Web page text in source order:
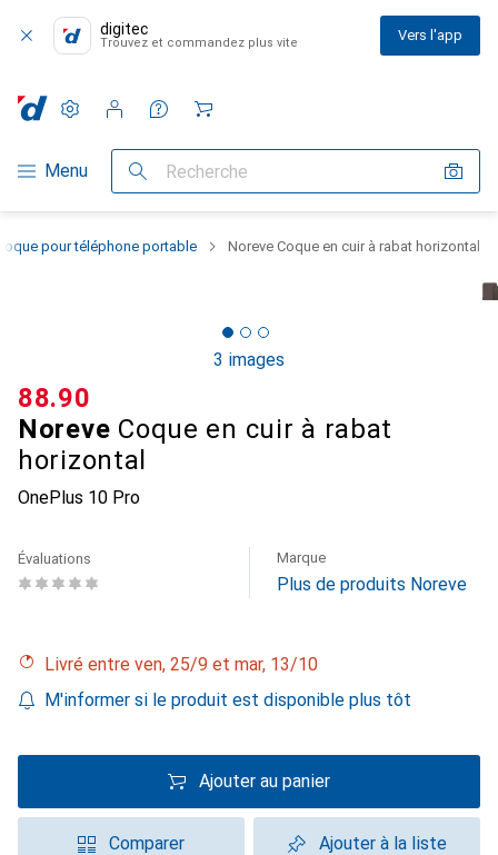
digitec
Trouvez et commandez plus vite Vers l'app
Navigation par catégorie
Menu Recherche
Paramètres
Compte client
Listes de comparaison
Listes d'envies
Panier
pour téléphone portable Noreve Coque en cuir à rabat horizontal
3 images
Noreve Coque en cuir à rabat
horizontal
OnePlus 10 Pro
CHF
88.90
Évaluations Marque
Plus de produits Noreve
Livré entre ven, 25/9 et mar, 13/10
M'informer si le produit est disponible plus tôt
Ajouter au panier
Comparer Ajouter à la liste